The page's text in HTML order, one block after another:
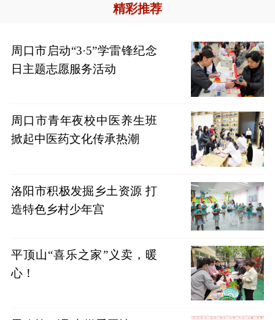
精彩推荐
周口市启动“3·5”学雷锋纪念
日主题志愿服务活动
周口市青年夜校中医养生班
掀起中医药文化传承热潮
洛阳市积极发掘乡土资源 打
造特色乡村少年宫
平顶山“喜乐之家”义卖，暖
心！